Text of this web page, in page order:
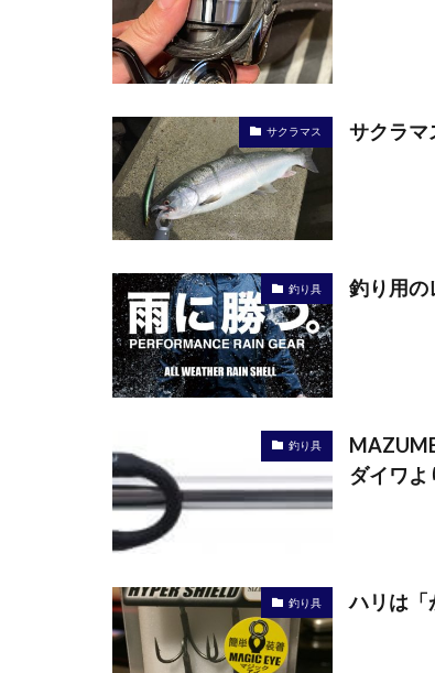
サクラマス サクラマ
釣り具 釣り用の
釣り具
ダイワよ
釣り具 ハリは「